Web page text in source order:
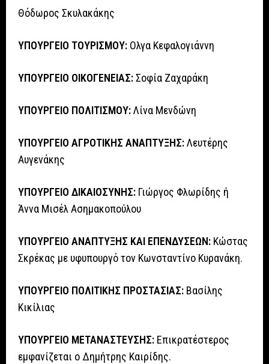
Θόδωρος Σκυλακάκης
ΥΠΟΥΡΓΕΙΟ ΤΟΥΡΙΣΜΟΥ: Ολγα Κεφαλογιάννη
ΥΠΟΥΡΓΕΙΟ ΟΙΚΟΓΕΝΕΙΑΣ:Σοφία Ζαχαράκη
ΥΠΟΥΡΓΕΙΟ ΠΟΛΙΤΙΣΜΟΥ:Λίνα Μενδώνη
ΥΠΟΥΡΓΕΙΟ ΑΓΡΟΤΙΚΗΣ ΑΝΑΠΤΥΞΗΣ:Λευτέρης
Αυγενάκης
ΥΠΟΥΡΓΕΙΟ ΔΙΚΑΙΟΣΥΝΗΣ: Γιώργος Φλωρίδης ή
Άννα Μισέλ Ασημακοπούλου
ΥΠΟΥΡΓΕΙΟ ΑΝΑΠΤΥΞΗΣ ΚΑΙ ΕΠΕΝΔΥΣΕΩΝ: Κώστας
Σκρέκας με υφυπουργό τον Κωνσταντίνο Κυρανάκη.
ΥΠΟΥΡΓΕΙΟ ΠΟΛΙΤΙΚΗΣ ΠΡΟΣΤΑΣΙΑΣ: Βασίλης
Κικίλιας
ΥΠΟΥΡΓΕΙΟ ΜΕΤΑΝΑΣΤΕΥΣΗΣ: Επικρατέστερος
εμφανίζεται ο Δημήτρης Καιρίδης.